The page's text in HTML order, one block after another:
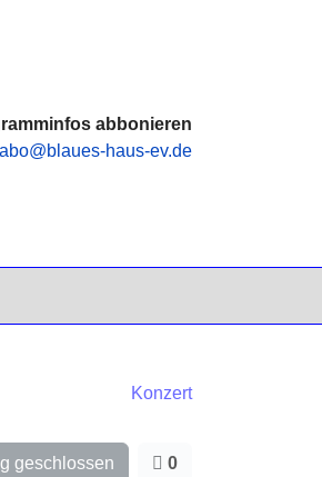
abbonieren
abo@blaues-haus-ev.de
Konzert
geschlossen 0